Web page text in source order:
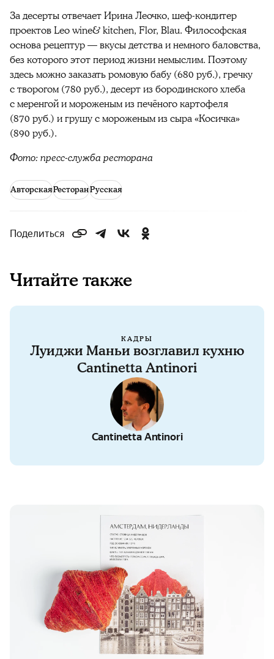
За десерты отвечает Ирина Леочко, шеф-кондитер
проектов Leo wine& kitchen, Flor, Blau. Философская
основа рецептур — вкусы детства и немного баловства,
без которого этот период жизни немыслим. Поэтому
здесь можно заказать ромовую бабу (680 руб.), гречку
с творогом (780 руб.), десерт из бородинского хлеба
с меренгой и мороженым из печёного картофеля
(870 руб.) и грушу с мороженым из сыра «Косичка»
(890 руб.).
Фото: пресс-служба ресторана
АвторскаяРесторанРусская
Поделиться
Читайте также
КАДРЫ
Луиджи Маньи возглавил кухню
Cantinetta Antinori
Cantinetta Antinori